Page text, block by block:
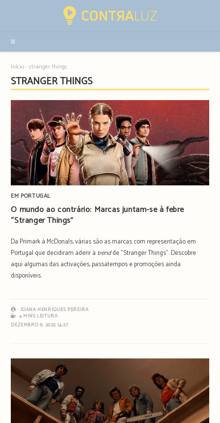
sidebar
Início-stranger things
STRANGER THINGS
EM PORTUGAL
O mundo ao contrário: Marcas juntam-se à febre
“Stranger Things”
Da Primark à McDonals, várias são as marcas com representação em
Portugal que decidiram aderir à trendde "Stranger Things". Descobre
aqui algumas das activações, passatempos e promoções ainda
disponíveis.
JOANA HENRIQUES PEREIRA
4 MINS LEITURA
DEZEMBRO 9, 2025 14:27